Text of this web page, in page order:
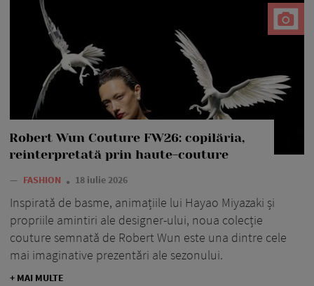
Robert Wun Couture FW26: copilăria,
reinterpretată prin haute-couture
— FASHION 18 iulie 2026
Inspirată de basme, animațiile lui Hayao Miyazaki și
propriile amintiri ale designer-ului, noua colecție
couture semnată de Robert Wun este una dintre cele
mai imaginative prezentări ale sezonului.
+ MAI MULTE